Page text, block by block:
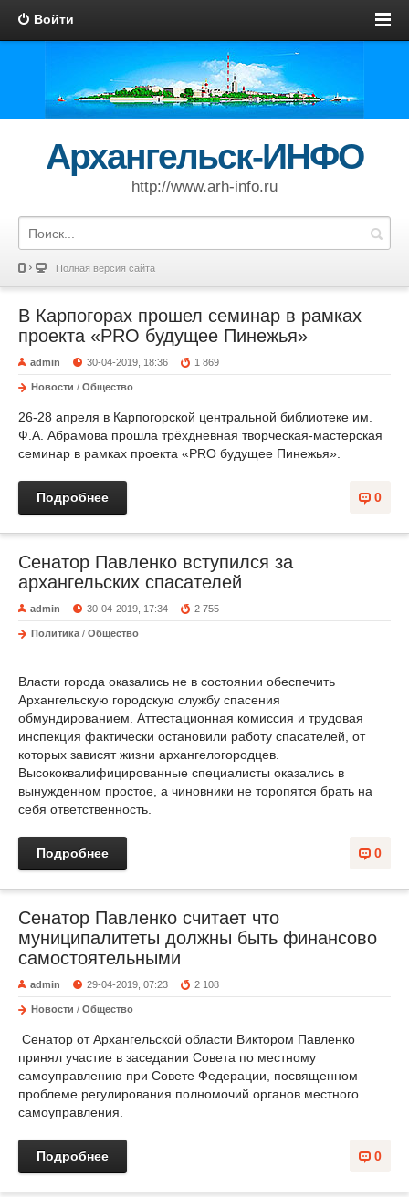
Войти
Архангельск-ИНФО
http://www.arh-info.ru
Полная версия сайта
В Карпогорах прошел семинар в рамках
проекта «PRO будущее Пинежья»
admin 30-04-2019, 18:36 1 869
Новости / Общество
26-28 апреля в Карпогорской центральной библиотеке им.
Ф.А. Абрамова прошла трёхдневная творческая-мастерская
семинар в рамках проекта «PRO будущее Пинежья».
0
Подробнее
Сенатор Павленко вступился за
архангельских спасателей
admin 30-04-2019, 17:34 2 755
Политика / Общество
Власти города оказались не в состоянии обеспечить
Архангельскую городскую службу спасения
обмундированием. Аттестационная комиссия и трудовая
инспекция фактически остановили работу спасателей, от
которых зависят жизни архангелогородцев.
Высококвалифицированные специалисты оказались в
вынужденном простое, а чиновники не торопятся брать на
себя ответственность.
0
Подробнее
Сенатор Павленко считает что
муниципалитеты должны быть финансово
самостоятельными
admin 29-04-2019, 07:23 2 108
Новости / Общество
Сенатор от Архангельской области Виктором Павленко
принял участие в заседании Совета по местному
самоуправлению при Совете Федерации, посвященном
проблеме регулирования полномочий органов местного
самоуправления.
0
Подробнее